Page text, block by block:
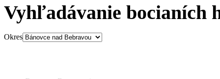
Vyhľadávanie bocianích
Okres